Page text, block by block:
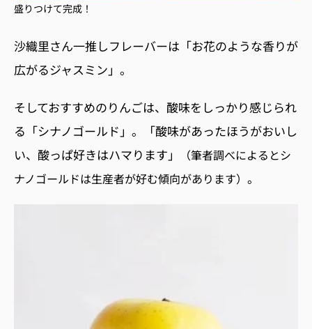
盛りつけて完成！
沙織里さん一推しフレーバーは「お花のような香りが
広がるジャスミン」。
そしておすすめのりんごは、酸味をしっかり感じられ
る「シナノゴールド」。「酸味があったほうがおいし
い、酸っぱ好きはハマります」
（筆者調べによるとシ
ナノゴールドは生産者が好む傾向があります） 。